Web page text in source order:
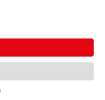
Datenschutz
Vertrag widerrufen